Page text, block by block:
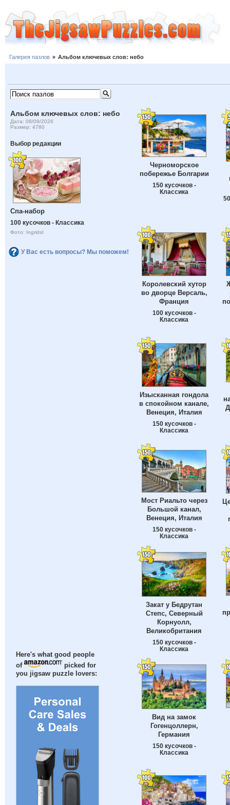
Галерея пазлов » Альбом ключевых слов: небо
Альбом ключевых слов: небо
Дата: 08/09/2026
Размер: 4780
Выбор редакции
Спа-набор
100 кусочков - Классика
Фото: IngridsI
У Вас есть вопросы? Мы поможем!
Here's what good people
of
picked for
you jigsaw puzzle lovers:
Черноморское
побережье Болгарии
150 кусочков -
Классика
Королевский хутор
во дворце Версаль,
Франция
100 кусочков -
Классика
Изысканная гондола
в спокойном канале,
Венеция, Италия
150 кусочков -
Классика
Мост Риальто через
Большой канал,
Венеция, Италия
150 кусочков -
Классика
Закат у Бедрутан
Степс, Северный
Корнуолл,
Великобритания
150 кусочков -
Классика
Вид на замок
Гогенцоллерн,
Германия
150 кусочков -
Классика